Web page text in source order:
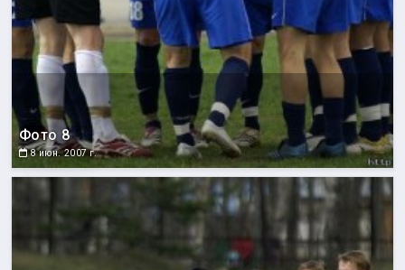
Фото 8
8 июн. 2007 г.